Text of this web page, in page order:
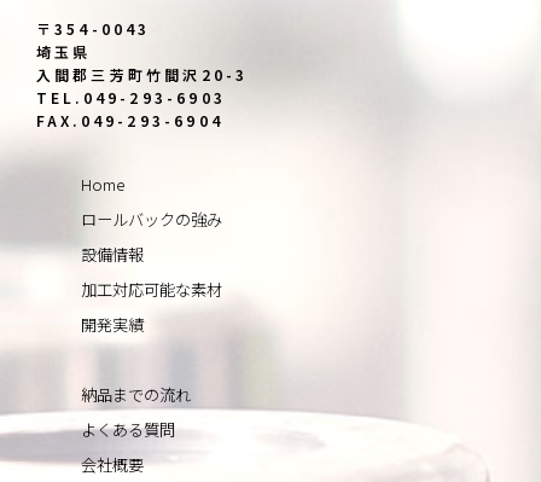
〒354-0043
埼玉県
入間郡三芳町竹間沢20-3
TEL.049-293-6903
FAX.049-293-6904
Home
ロールバックの強み
設備情報
加工対応可能な素材
開発実績
納品までの流れ
よくある質問
会社概要